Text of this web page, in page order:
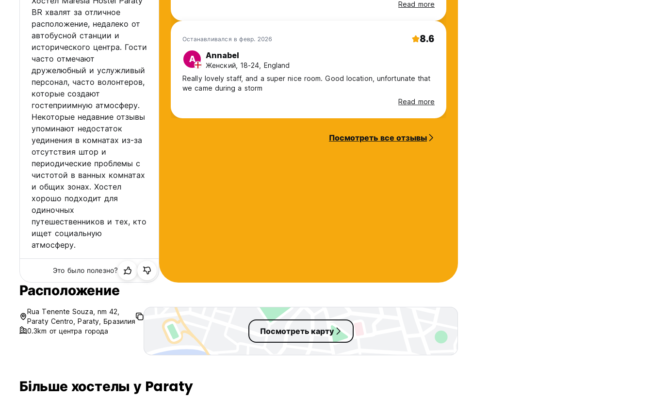
BR хвалят за отличное
расположение, недалеко от
автобусной станции и
исторического центра. Гости
часто отмечают
дружелюбный и услужливый
персонал, часто волонтеров,
которые создают
гостеприимную атмосферу.
Некоторые недавние отзывы
упоминают недостаток
уединения в комнатах из-за
отсутствия штор и
периодические проблемы с
чистотой в ванных комнатах
и общих зонах. Хостел
хорошо подходит для
одиночных
путешественников и тех, кто
ищет социальную
атмосферу.
Это было полезно?
Read more
Останавливался в февр. 2026 8.6
A Annabel
Женский, 18-24, England
Really lovely staff, and a super nice room. Good location, unfortunate that
we came during a storm
Read more
Посмотреть все отзывы
Расположение
Rua Tenente Souza, nm 42,
Paraty Centro, Paraty, Бразилия
0.3km от центра города
Посмотреть карту
Більше хостелы у Paraty